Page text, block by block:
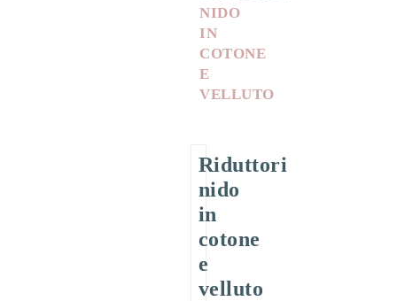
NIDO
IN
COTONE
E
VELLUTO
Riduttori
nido
in
cotone
e
velluto